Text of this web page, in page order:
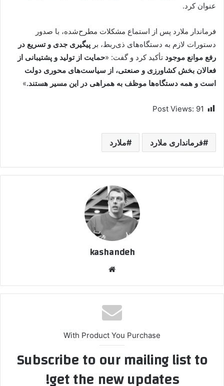
عنوان کرد.
فرماندار ملارد پس از استماع مشکلات مطرح‌شده، با صدور
دستورات لازم به دستگاه‌های ذی‌ربط، بر پیگیری جدی و تسریع در
رفع موانع موجود تأکید کرد و گفت: «حمایت از تولید و پشتیبانی از
فعالان بخش کشاورزی و صنعتی، از سیاست‌های محوری دولت
است و همه دستگاه‌ها موظف به همراهی در این مسیر هستند.»
Post Views: 91
فرمانداری ملارد ملارد
kashandeh
With Product You Purchase
Subscribe to our mailing list to
get the new updates!